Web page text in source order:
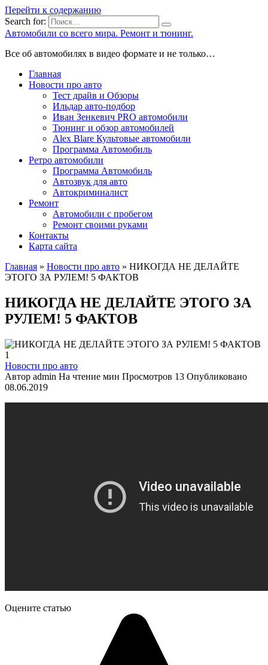
Перейти к содержанию
Search for:
Автомобили со всего мира. Ремонт и тюнинг.
Все об автомобилях в видео формате и не только…
Главная
Новости про авто
Тест драйв и Обзоры
Ильдар авто-подбор
Иван Зенкевич PRO автомобили
Тюнинг и обзор автомобилей
Alex Blare Культовые автомобили
Программа Автомобиль
Ретро автомобили
Программа Автомобиль
Автозвук для авто
Автокриминалист
Ремонт
Автомобили с пробегом
Ремонт своими руками
Контакты
Карта сайта
Главная » Новости про авто » НИКОГДА НЕ ДЕЛАЙТЕ
ЭТОГО ЗА РУЛЕМ! 5 ФАКТОВ
НИКОГДА НЕ ДЕЛАЙТЕ ЭТОГО ЗА
РУЛЕМ! 5 ФАКТОВ
Новости про авто
Автор admin На чтение мин Просмотров 13 Опубликовано
08.06.2019
Оцените статью